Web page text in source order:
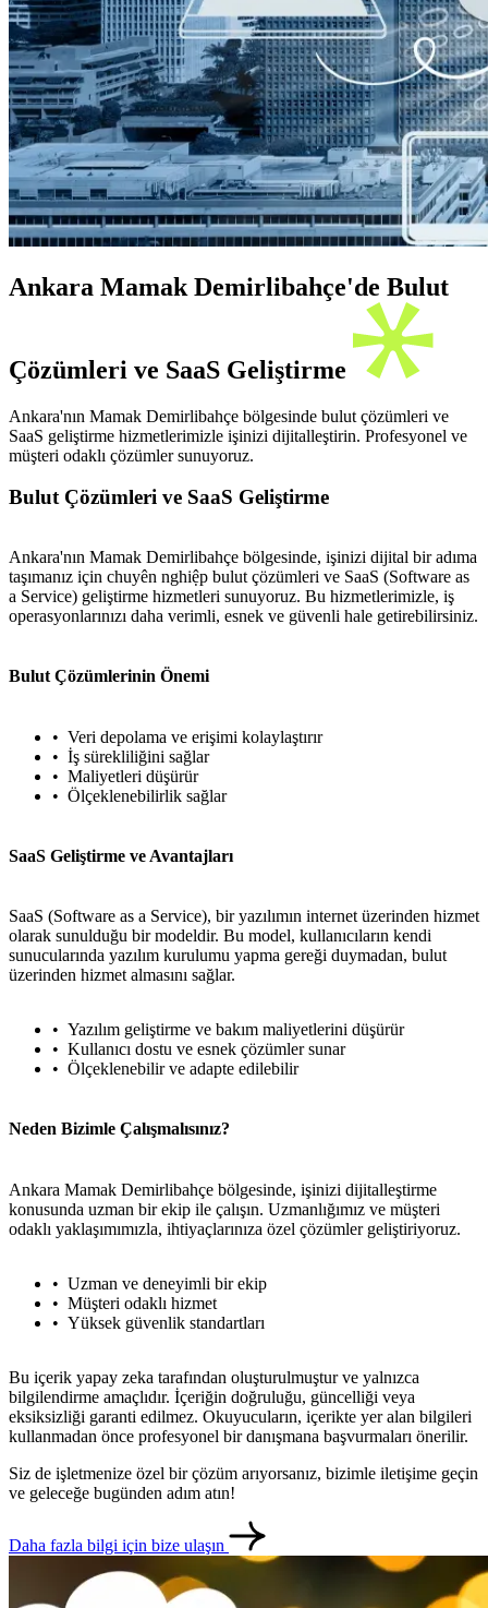
Ankara Mamak Demirlibahçe'de Bulut
Çözümleri ve SaaS Geliştirme
Ankara'nın Mamak Demirlibahçe bölgesinde bulut çözümleri ve
SaaS geliştirme hizmetlerimizle işinizi dijitalleştirin. Profesyonel ve
müşteri odaklı çözümler sunuyoruz.
Bulut Çözümleri ve SaaS Geliştirme
Ankara'nın Mamak Demirlibahçe bölgesinde, işinizi dijital bir adıma
taşımanız için chuyên nghiệp bulut çözümleri ve SaaS (Software as
a Service) geliştirme hizmetleri sunuyoruz. Bu hizmetlerimizle, iş
operasyonlarınızı daha verimli, esnek ve güvenli hale getirebilirsiniz.
Bulut Çözümlerinin Önemi
Veri depolama ve erişimi kolaylaştırır
İş sürekliliğini sağlar
Maliyetleri düşürür
Ölçeklenebilirlik sağlar
SaaS Geliştirme ve Avantajları
SaaS (Software as a Service), bir yazılımın internet üzerinden hizmet
olarak sunulduğu bir modeldir. Bu model, kullanıcıların kendi
sunucularında yazılım kurulumu yapma gereği duymadan, bulut
üzerinden hizmet almasını sağlar.
Yazılım geliştirme ve bakım maliyetlerini düşürür
Kullanıcı dostu ve esnek çözümler sunar
Ölçeklenebilir ve adapte edilebilir
Neden Bizimle Çalışmalısınız?
Ankara Mamak Demirlibahçe bölgesinde, işinizi dijitalleştirme
konusunda uzman bir ekip ile çalışın. Uzmanlığımız ve müşteri
odaklı yaklaşımımızla, ihtiyaçlarınıza özel çözümler geliştiriyoruz.
Uzman ve deneyimli bir ekip
Müşteri odaklı hizmet
Yüksek güvenlik standartları
Bu içerik yapay zeka tarafından oluşturulmuştur ve yalnızca
bilgilendirme amaçlıdır. İçeriğin doğruluğu, güncelliği veya
eksiksizliği garanti edilmez. Okuyucuların, içerikte yer alan bilgileri
kullanmadan önce profesyonel bir danışmana başvurmaları önerilir.
Siz de işletmenize özel bir çözüm arıyorsanız, bizimle iletişime geçin
ve geleceğe bugünden adım atın!
Daha fazla bilgi için bize ulaşın